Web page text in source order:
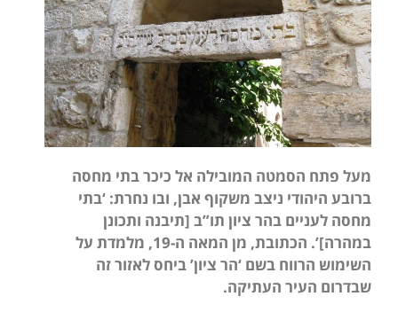
מעל פתח הסמטה המובילה אל כיכר בתי מחסה
ברובע היהודי ניצב משקוף אבן, ובו נחרת: ‘בתי
מחסה לעניים בהר ציון תו”ב [תיבנה ותכונן
במהרה]’
. הכתובת, מן המאה ה-19, מלמדת על
השימוש הרווח בשם ‘הר ציון’ ביחס לאזור זה
שבדרום העיר העתיקה.